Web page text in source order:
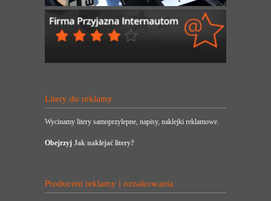
Litery do reklamy
Wycinamy litery samoprzylepne, napisy, naklejki reklamowe.
Obejrzyj Jak naklejać litery?
Producent reklamy i oznakowania